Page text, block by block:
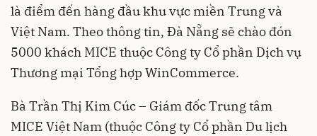
là điểm đến hàng đầu khu vực miền Trung và
Việt Nam. Theo thông tin, Đà Nẵng sẽ chào đón
5000 khách MICE thuộc Công ty Cổ phần Dịch vụ
Thương mại Tổng hợp WinCommerce.
Bà Trần Thị Kim Cúc – Giám đốc Trung tâm
MICE Việt Nam (thuộc Công ty Cổ phần Du lịch